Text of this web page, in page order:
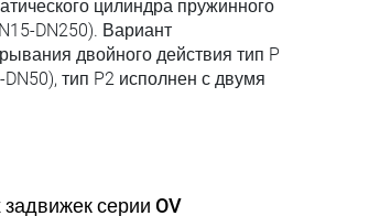
цилиндра пружинного
DN250). Вариант
двойного действия тип P
тип P2 исполнен с двумя